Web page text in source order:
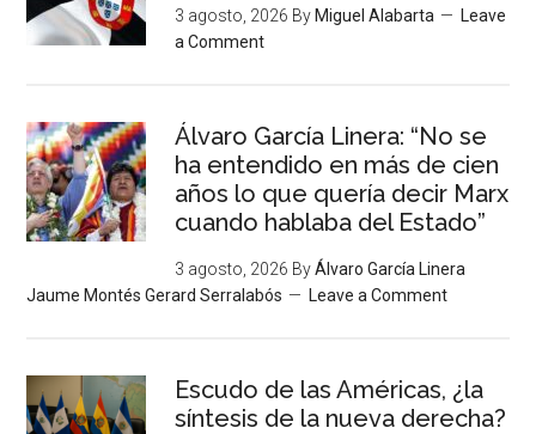
3 agosto, 2026 By Miguel Alabarta
Leave
a Comment
Álvaro García Linera: “No se
ha entendido en más de cien
años lo que quería decir Marx
cuando hablaba del Estado”
3 agosto, 2026 ByÁlvaro García Linera
Jaume Montés Gerard Serralabós
Leave a Comment
Escudo de las Américas, ¿la
síntesis de la nueva derecha?